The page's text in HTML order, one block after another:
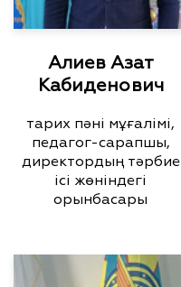
Алиев Азат
Кабиденович
тарих пәні мұғалімі,
педагог-сарапшы,
директордың тәрбие
ісі жөніндегі
орынбасары